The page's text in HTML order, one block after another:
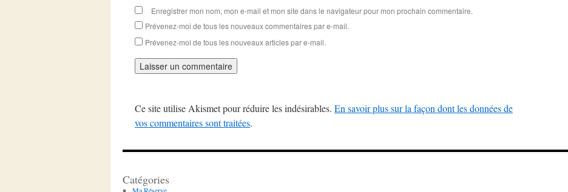
Enregistrer mon nom, mon e-mail et mon site dans le navigateur pour mon prochain commentaire.
Prévenez-moi de tous les nouveaux commentaires par e-mail.
Prévenez-moi de tous les nouveaux articles par e-mail.
Ce site utilise Akismet pour réduire les indésirables. En savoir plus sur la façon dont les données de
vos commentaires sont traitées.
Catégories